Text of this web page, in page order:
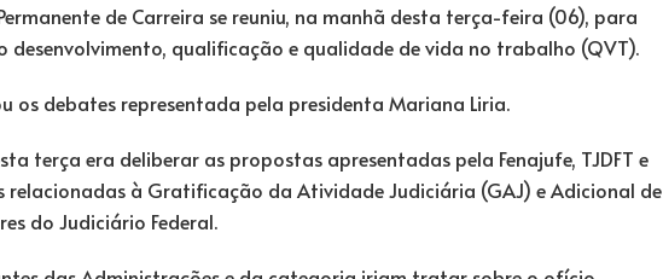
de Carreira se reuniu, na manhã desta terça-feira (06), para
desenvolvimento, qualificação e qualidade de vida no trabalho (QVT).
os debates representada pela presidenta Mariana Liria.
terça era deliberar as propostas apresentadas pela Fenajufe, TJDFT e
relacionadas à Gratificação da Atividade Judiciária (GAJ) e Adicional de
do Judiciário Federal.